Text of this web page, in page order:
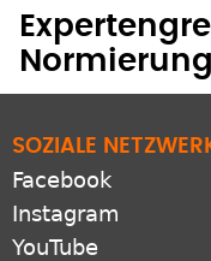
SOZIALE
Facebook
Instagram
YouTube